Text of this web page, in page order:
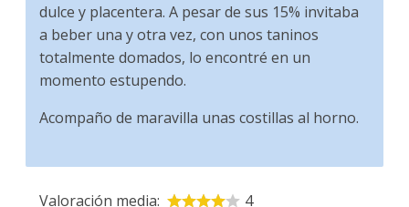
dulce y placentera. A pesar de sus 15% invitaba
a beber una y otra vez, con unos taninos
totalmente domados, lo encontré en un
momento estupendo.
Acompaño de maravilla unas costillas al horno.
Valoración media: 4